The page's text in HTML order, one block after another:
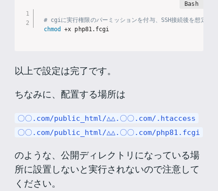
# cgiに実行権限のパーミッションを付与、SSH接続後を想定
chmod
+x php81.fcgi
以上で設定は完了です。
ちなみに、配置する場所は
〇〇.com/public_html/△△.〇〇.com/.htaccess
〇〇.com/public_html/△△.〇〇.com/php81.fcgi
のような、公開ディレクトリになっている場
所に設置しないと実行されないので注意して
ください。